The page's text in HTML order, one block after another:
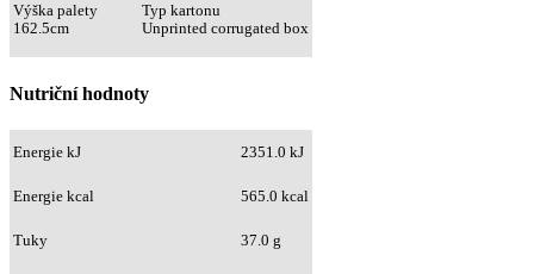
Výška palety
162.5cm
Typ kartonu
Unprinted corrugated box
Nutriční hodnoty
Energie kJ 2351.0 kJ
Energie kcal 565.0 kcal
Tuky 37.0 g